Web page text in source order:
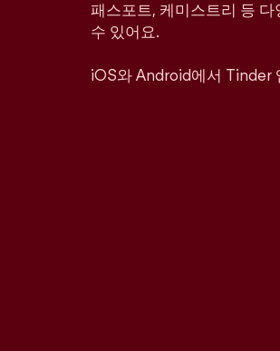
패스포트, 케미스트리 등
수 있어요.
iOS와 Android에서 Tinder